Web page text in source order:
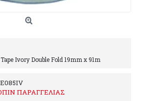
Ivory Double Fold 19mm x 91m
E085IV
ΠΑΡΑΓΓΕΛΙΑΣ